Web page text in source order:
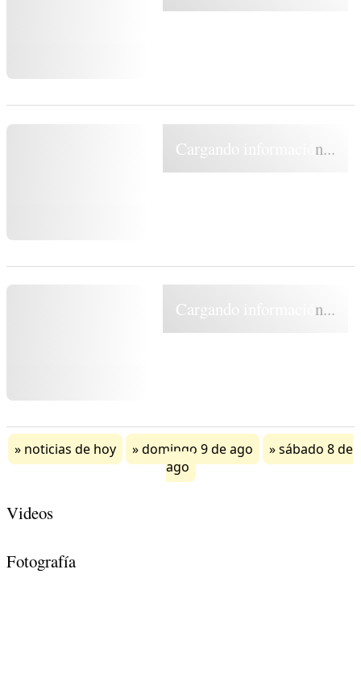
Cargando información...
Cargando información...
noticias de hoy domingo 9 de ago
sábado 8 de
ago
Videos
Fotografía